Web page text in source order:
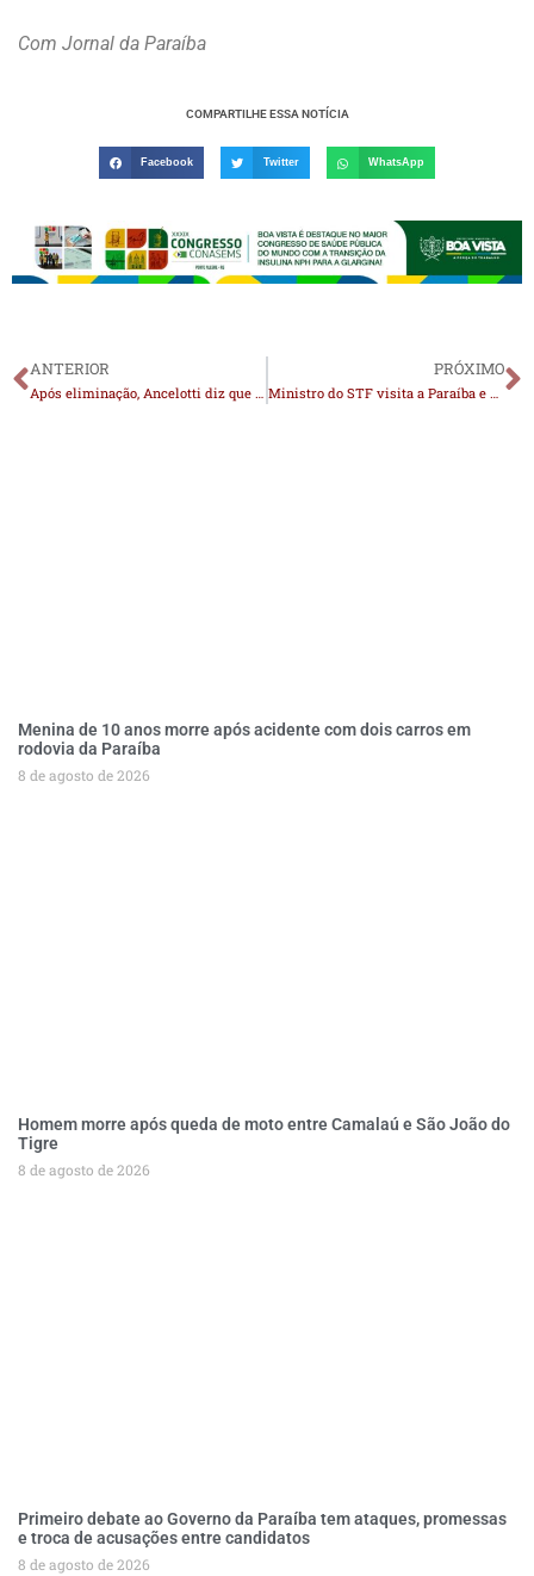
Com Jornal da Paraíba
COMPARTILHE ESSA NOTÍCIA
Facebook Twitter WhatsApp
ANTERIOR
Após eliminação, Ancelotti diz que segue na Seleção: “Início de novo ciclo”
PRÓXIMO
Ministro do STF visita a Paraíba e conhece projetos culturais e sociais no Sertão
Menina de 10 anos morre após acidente com dois carros em
rodovia da Paraíba
8 de agosto de 2026
Homem morre após queda de moto entre Camalaú e São João do
Tigre
8 de agosto de 2026
Primeiro debate ao Governo da Paraíba tem ataques, promessas
e troca de acusações entre candidatos
8 de agosto de 2026